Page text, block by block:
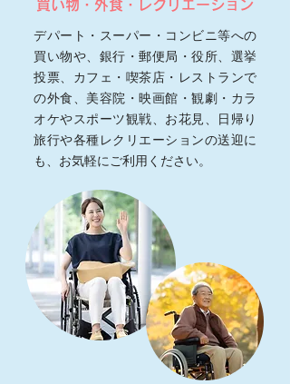
買い物・外食・レクリエーション
デパート・スーパー・コンビニ等への
買い物や、銀行・郵便局・役所、選挙
投票、カフェ・喫茶店・レストランで
の外食、美容院・映画館・観劇・カラ
オケやスポーツ観戦、お花見、日帰り
旅行や各種レクリエーションの送迎に
も、お気軽にご利用ください。